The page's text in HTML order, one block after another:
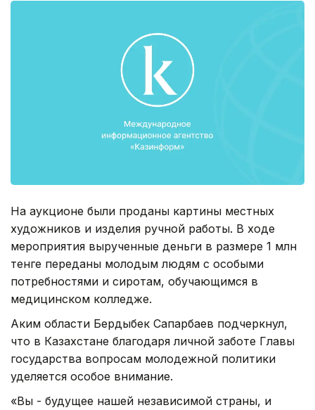
На аукционе были проданы картины местных
художников и изделия ручной работы. В ходе
мероприятия вырученные деньги в размере 1 млн
тенге переданы молодым людям с особыми
потребностями и сиротам, обучающимся в
медицинском колледже.
Аким области Бердыбек Сапарбаев подчеркнул,
что в Казахстане благодаря личной заботе Главы
государства вопросам молодежной политики
уделяется особое внимание.
«Вы - будущее нашей независимой страны, и